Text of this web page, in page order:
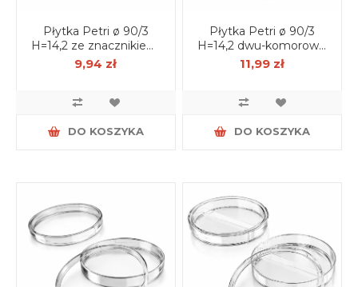
Płytka Petri ø 90/3
H=14,2 ze znacznikiem,
aseptyczna (z
wentylacją) op. 25 szt.
9,94 zł
DO KOSZYKA
Płytka Petri ø 90/3
H=14,2 dwu-komorowa,
aseptyczna (z
wentylacją) op. 25 szt.
11,99 zł
DO KOSZYKA